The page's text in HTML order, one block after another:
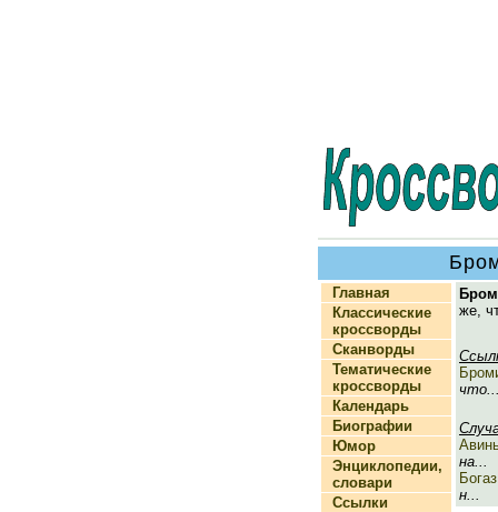
Главная
Классические
кроссворды
Сканворды
Тематические
кроссворды
Календарь
Биографии
Юмор
Энциклопедии,
словари
Ссылки
же,
на...
Богаз
н...